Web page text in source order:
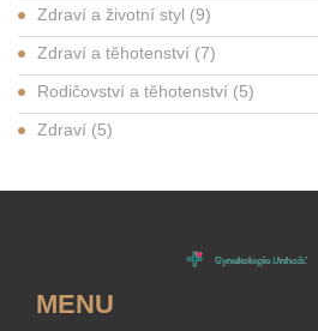
Zdraví a životní styl (9)
Zdraví a těhotenství (7)
Rodičovství a těhotenství (5)
Zdraví (5)
MENU